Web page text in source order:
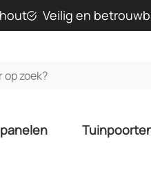
Veilig en